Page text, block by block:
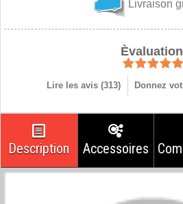
Livraison
Èvaluation
Lire les avis (313) Donnez
Description Accessoires